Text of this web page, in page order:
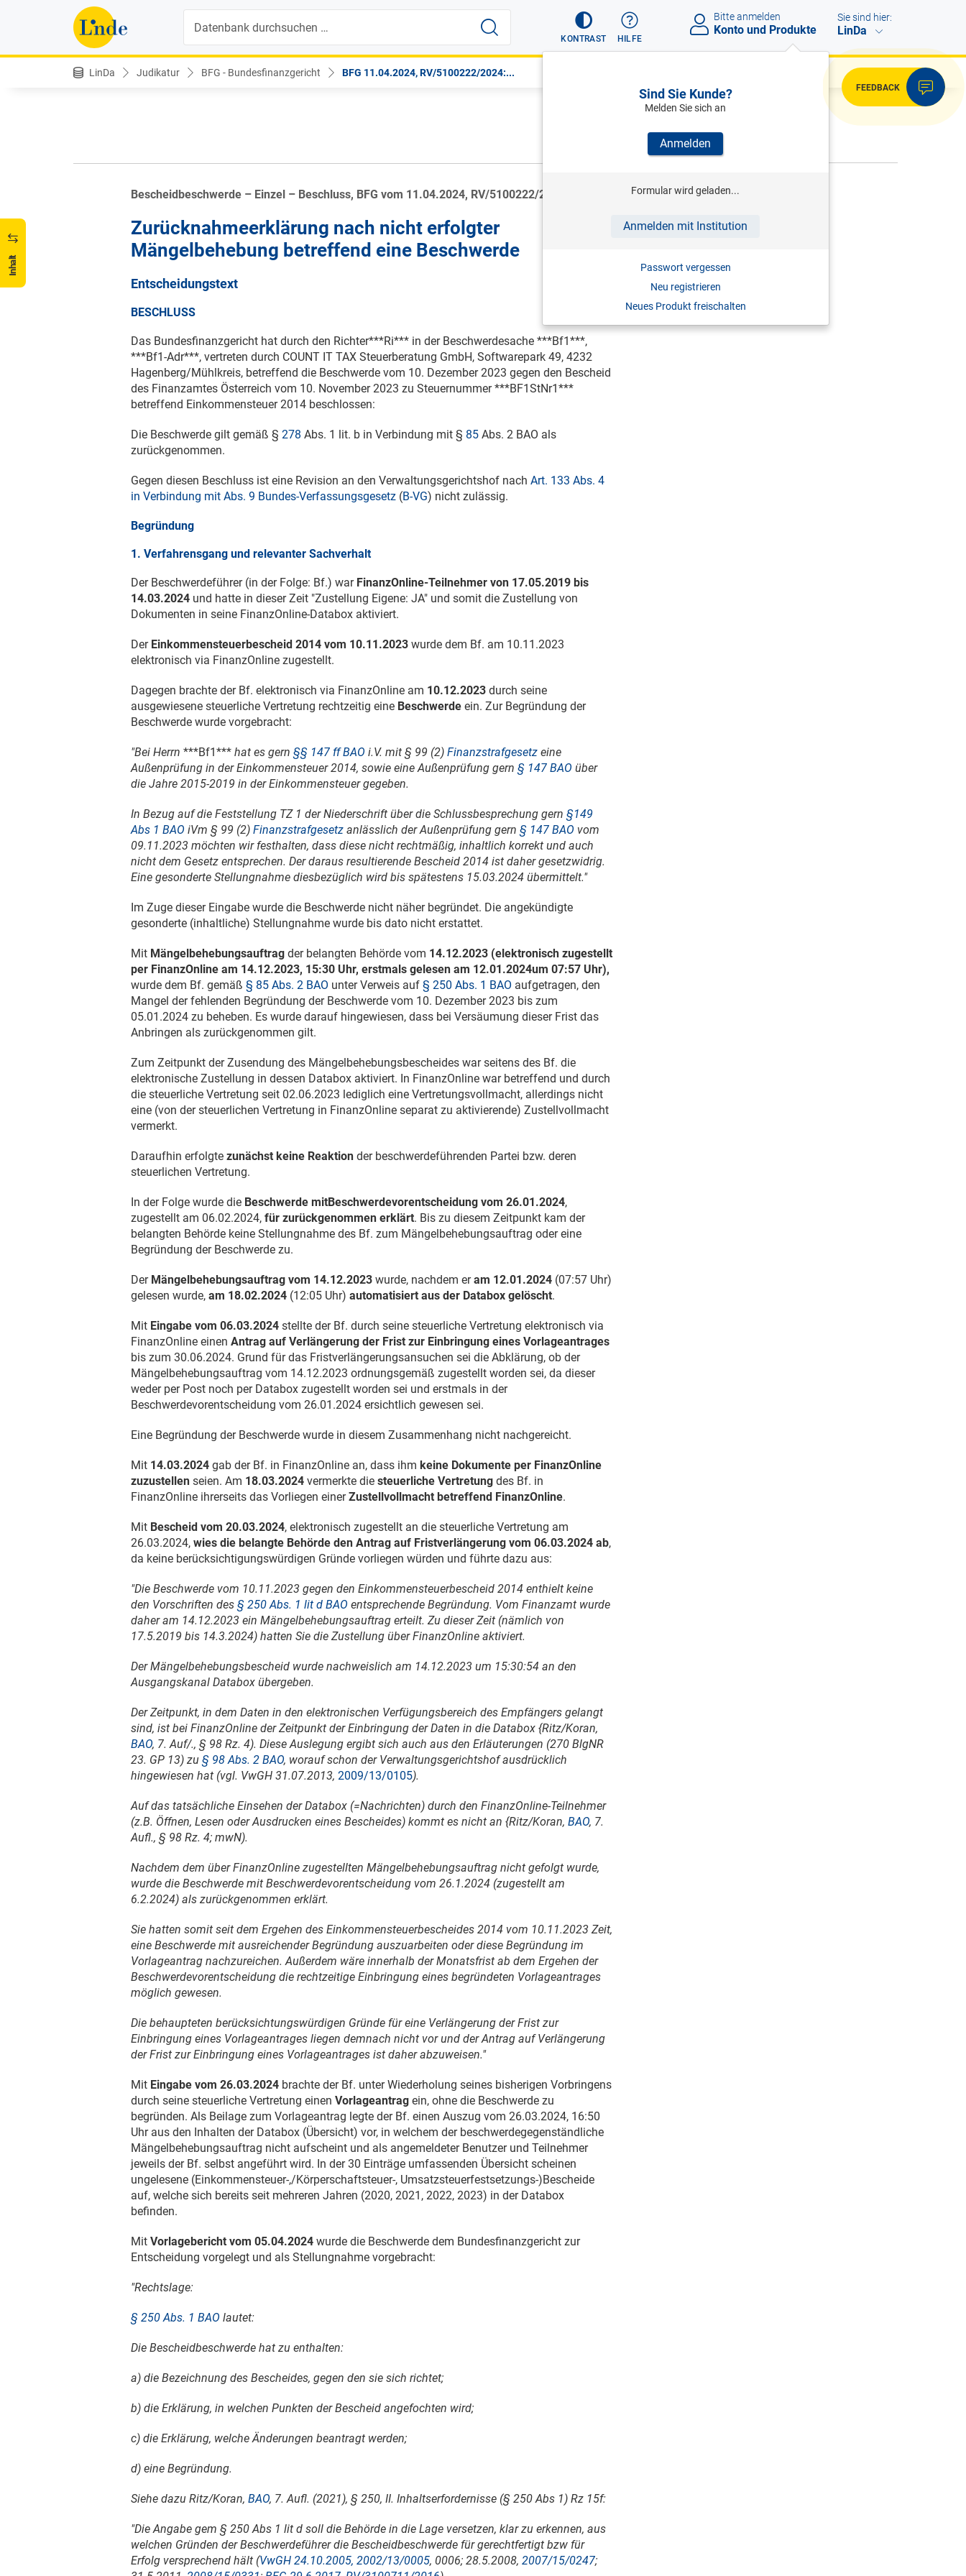
KONTRAST HILFE
Bitte anmelden
Konto und Produkte
Sind Sie Kunde?
Melden Sie sich an
Anmelden
Formular wird geladen...
Anmelden mit Institution
Passwort vergessen
Neu registrieren
Neues Produkt freischalten
Sie sind hier:
LinDa
LinDa Judikatur BFG - Bundesfinanzgericht BFG 11.04.2024, RV/5100222/2024:...
FEEDBACK
Inhalt
Bescheidbeschwerde – Einzel – Beschluss, BFG vom 11.04.2024, RV/5100222/2024
Zurücknahmeerklärung nach nicht erfolgter
Mängelbehebung betreffend eine Beschwerde
Entscheidungstext
BESCHLUSS
Das Bundesfinanzgericht hat durch den Richter***Ri*** in der Beschwerdesache ***Bf1***,
***Bf1-Adr***, vertreten durch COUNT IT TAX Steuerberatung GmbH, Softwarepark 49, 4232
Hagenberg/Mühlkreis, betreffend die Beschwerde vom 10. Dezember 2023 gegen den Bescheid
des Finanzamtes Österreich vom 10. November 2023 zu Steuernummer ***BF1StNr1***
betreffend Einkommensteuer 2014 beschlossen:
Die Beschwerde gilt gemäß §278 Abs. 1 lit. b in Verbindung mit § 85 Abs. 2 BAO als
zurückgenommen.
Gegen diesen Beschluss ist eine Revision an den Verwaltungsgerichtshof nachArt. 133 Abs. 4
in Verbindung mit Abs. 9 Bundes-Verfassungsgesetz (B-VG) nicht zulässig.
Begründung
1. Verfahrensgang und relevanter Sachverhalt
Der Beschwerdeführer (in der Folge: Bf.) war FinanzOnline-Teilnehmer von 17.05.2019 bis
14.03.2024 und hatte in dieser Zeit "Zustellung Eigene: JA" und somit die Zustellung von
Dokumenten in seine FinanzOnline-Databox aktiviert.
Der Einkommensteuerbescheid 2014 vom 10.11.2023 wurde dem Bf. am 10.11.2023
elektronisch via FinanzOnline zugestellt.
Dagegen brachte der Bf. elektronisch via FinanzOnline am 10.12.2023 durch seine
ausgewiesene steuerliche Vertretung rechtzeitig eine Beschwerde ein. Zur Begründung der
Beschwerde wurde vorgebracht:
"Bei Herrn***Bf1*** hat es gern§§ 147 ff BAO i.V. mit § 99 (2)Finanzstrafgesetz eine
Außenprüfung in der Einkommensteuer 2014, sowie eine Außenprüfung gern§ 147 BAO über
die Jahre 2015-2019 in der Einkommensteuer gegeben.
In Bezug auf die Feststellung TZ 1 der Niederschrift über die Schlussbesprechung gern§149
Abs 1 BAO iVm § 99 (2)Finanzstrafgesetz anlässlich der Außenprüfung gern§ 147 BAO vom
09.11.2023 möchten wir festhalten, dass diese nicht rechtmäßig, inhaltlich korrekt und auch
nicht dem Gesetz entsprechen. Der daraus resultierende Bescheid 2014 ist daher gesetzwidrig.
Eine gesonderte Stellungnahme diesbezüglich wird bis spätestens 15.03.2024 übermittelt."
Im Zuge dieser Eingabe wurde die Beschwerde nicht näher begründet. Die angekündigte
gesonderte (inhaltliche) Stellungnahme wurde bis dato nicht erstattet.
Mit Mängelbehebungsauftragder belangten Behörde vom 14.12.2023 (elektronisch zugestellt
per FinanzOnline am 14.12.2023, 15:30 Uhr, erstmals gelesen am 12.01.2024um 07:57 Uhr),
wurde dem Bf. gemäß§ 85 Abs. 2 BAO unter Verweis auf§ 250 Abs. 1 BAO aufgetragen, den
Mangel der fehlenden Begründung der Beschwerde vom 10. Dezember 2023 bis zum
05.01.2024 zu beheben. Es wurde darauf hingewiesen, dass bei Versäumung dieser Frist das
Anbringen als zurückgenommen gilt.
Zum Zeitpunkt der Zusendung des Mängelbehebungsbescheides war seitens des Bf. die
elektronische Zustellung in dessen Databox aktiviert. In FinanzOnline war betreffend und durch
die steuerliche Vertretung seit 02.06.2023 lediglich eine Vertretungsvollmacht, allerdings nicht
eine (von der steuerlichen Vertretung in FinanzOnline separat zu aktivierende) Zustellvollmacht
vermerkt.
Daraufhin erfolgtezunächst keine Reaktion der beschwerdeführenden Partei bzw. deren
steuerlichen Vertretung.
In der Folge wurde die Beschwerde mitBeschwerdevorentscheidung vom26.01.2024,
zugestellt am 06.02.2024,für zurückgenommen erklärt. Bis zu diesem Zeitpunkt kam der
belangten Behörde keine Stellungnahme des Bf. zum Mängelbehebungsauftrag oder eine
Begründung der Beschwerde zu.
Der Mängelbehebungsauftrag vom 14.12.2023 wurde, nachdem eram 12.01.2024 (07:57 Uhr)
gelesen wurde,am 18.02.2024 (12:05 Uhr)automatisiert aus der Databox gelöscht.
Mit Eingabe vom06.03.2024 stellte der Bf. durch seine steuerliche Vertretung elektronisch via
FinanzOnline einenAntrag auf Verlängerung der Frist zur Einbringung eines Vorlageantrages
bis zum30.06.2024. Grund für das Fristverlängerungsansuchen sei die Abklärung, ob der
Mängelbehebungsauftrag vom 14.12.2023 ordnungsgemäß zugestellt worden sei, da dieser
weder per Post noch per Databox zugestellt worden sei und erstmals in der
Beschwerdevorentscheidung vom26.01.2024 ersichtlich gewesen sei.
Eine Begründung der Beschwerde wurde in diesem Zusammenhang nicht nachgereicht.
Mit 14.03.2024 gab der Bf. in FinanzOnline an, dass ihmkeine Dokumente per FinanzOnline
zuzustellen seien. Am 18.03.2024 vermerkte diesteuerliche Vertretung des Bf. in
FinanzOnline ihrerseits das Vorliegen einerZustellvollmacht betreffend FinanzOnline.
Mit Bescheid vom20.03.2024, elektronisch zugestellt an die steuerliche Vertretung am
26.03.2024,wies die belangte Behörde den Antrag auf Fristverlängerung vom06.03.2024 ab,
da keine berücksichtigungswürdigen Gründe vorliegen würden und führte dazu aus:
"Die Beschwerde vom 10.11.2023 gegen den Einkommensteuerbescheid 2014 enthielt keine
den Vorschriften des§ 250 Abs. 1 lit d BAO entsprechende Begründung. Vom Finanzamt wurde
daher am 14.12.2023 ein Mängelbehebungsauftrag erteilt. Zu dieser Zeit (nämlich von
17.5.2019 bis 14.3.2024) hatten Sie die Zustellung über FinanzOnline aktiviert.
Der Mängelbehebungsbescheid wurde nachweislich am 14.12.2023 um 15:30:54 an den
Ausgangskanal Databox übergeben.
Der Zeitpunkt, in dem Daten in den elektronischen Verfügungsbereich des Empfängers gelangt
sind, ist bei FinanzOnline der Zeitpunkt der Einbringung der Daten in die Databox {Ritz/Koran,
BAO, 7. Auf/., § 98 Rz. 4). Diese Auslegung ergibt sich auch aus den Erläuterungen (270 BlgNR
23. GP 13) zu§ 98 Abs. 2 BAO, worauf schon der Verwaltungsgerichtshof ausdrücklich
hingewiesen hat (vgl. VwGH 31.07.2013, 2009/13/0105).
Auf das tatsächliche Einsehen der Databox (=Nachrichten) durch den FinanzOnline-Teilnehmer
(z.B. Öffnen, Lesen oder Ausdrucken eines Bescheides) kommt es nicht an {Ritz/Koran,BAO, 7.
Aufl., § 98 Rz. 4; mwN).
Nachdem dem über FinanzOnline zugestellten Mängelbehebungsauftrag nicht gefolgt wurde,
wurde die Beschwerde mit Beschwerdevorentscheidung vom26.1.2024 (zugestellt am
6.2.2024) als zurückgenommen erklärt.
Sie hatten somit seit dem Ergehen des Einkommensteuerbescheides 2014 vom 10.11.2023 Zeit,
eine Beschwerde mit ausreichender Begründung auszuarbeiten oder diese Begründung im
Vorlageantrag nachzureichen. Außerdem wäre innerhalb der Monatsfrist ab dem Ergehen der
Beschwerdevorentscheidung die rechtzeitige Einbringung eines begründeten Vorlageantrages
möglich gewesen.
Die behaupteten berücksichtungswürdigen Gründe für eine Verlängerung der Frist zur
Einbringung eines Vorlageantrages liegen demnach nicht vor und der Antrag auf Verlängerung
der Frist zur Einbringung eines Vorlageantrages ist daher abzuweisen."
Mit Eingabe vom26.03.2024 brachte der Bf. unter Wiederholung seines bisherigen Vorbringens
durch seine steuerliche Vertretung einenVorlageantrag ein, ohne die Beschwerde zu
begründen. Als Beilage zum Vorlageantrag legte der Bf. einen Auszug vom26.03.2024, 16:50
Uhr aus den Inhalten der Databox (Übersicht) vor, in welchem der beschwerdegegenständliche
Mängelbehebungsauftrag nicht aufscheint und als angemeldeter Benutzer und Teilnehmer
jeweils der Bf. selbst angeführt wird. In der 30 Einträge umfassenden Übersicht scheinen
ungelesene (Einkommensteuer-,/Körperschaftsteuer-, Umsatzsteuerfestsetzungs-)Bescheide
auf, welche sich bereits seit mehreren Jahren (2020, 2021, 2022, 2023) in der Databox
befinden.
MitVorlagebericht vom05.04.2024 wurde die Beschwerde dem Bundesfinanzgericht zur
Entscheidung vorgelegt und als Stellungnahme vorgebracht:
"Rechtslage:
§ 250 Abs. 1 BAO lautet:
Die Bescheidbeschwerde hat zu enthalten:
a) die Bezeichnung des Bescheides, gegen den sie sich richtet;
b) die Erklärung, in welchen Punkten der Bescheid angefochten wird;
c) die Erklärung, welche Änderungen beantragt werden;
d) eine Begründung.
Siehe dazu Ritz/Koran,BAO, 7. Aufl. (2021), § 250, II. Inhaltserfordernisse (§ 250 Abs 1) Rz 15f:
"Die Angabe gem § 250 Abs 1 lit d soll die Behörde in die Lage versetzen, klar zu erkennen, aus
welchen Gründen der Beschwerdeführer die Bescheidbeschwerde für gerechtfertigt bzw für
Erfolg versprechend hält (VwGH 24.10.2005, 2002/13/0005, 0006;28.5.2008,2007/15/0247;
VERWEISE
Bitte melden Sie sich an.